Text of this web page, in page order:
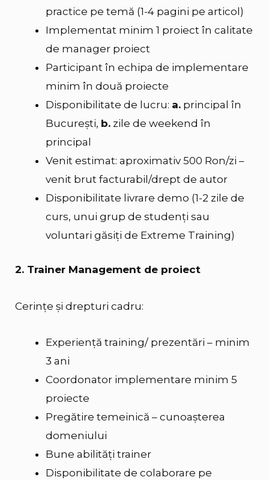
practice pe temă (1-4 pagini pe articol)
Implementat minim 1 proiect în calitate
de manager proiect
Participant în echipa de implementare
minim în două proiecte
Disponibilitate de lucru: a. principal în
Bucureşti, b. zile de weekend în
principal
Venit estimat: aproximativ 500 Ron/zi –
venit brut facturabil/drept de autor
Disponibilitate livrare demo (1-2 zile de
curs, unui grup de studenţi sau
voluntari găsiţi de Extreme Training)
2. Trainer Management de proiect
Cerinţe şi drepturi cadru:
Experienţă training/ prezentări – minim
3 ani
Coordonator implementare minim 5
proiecte
Pregătire temeinică – cunoaşterea
domeniului
Bune abilităţi trainer
Disponibilitate de colaborare pe